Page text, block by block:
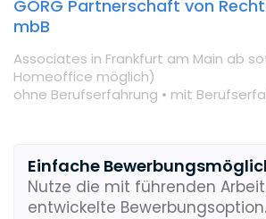
GÖRG Partnerschaft von
mbB
Associates in Frankfurt am Main ab
Homeoffice möglich)
ohne Berufserfahrung • mit
Einfache
Nutze die mit führenden
entwickelte Bewerbungsoption.